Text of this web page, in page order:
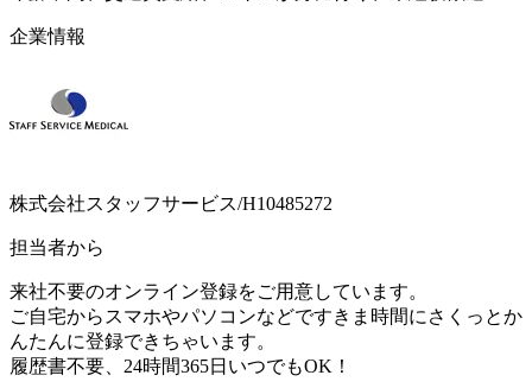
企業情報
株式会社スタッフサービス/H10485272
担当者から
来社不要のオンライン登録をご用意しています。
ご自宅からスマホやパソコンなどですきま時間にさくっとか
んたんに登録できちゃいます。
履歴書不要、24時間365日いつでもOK！